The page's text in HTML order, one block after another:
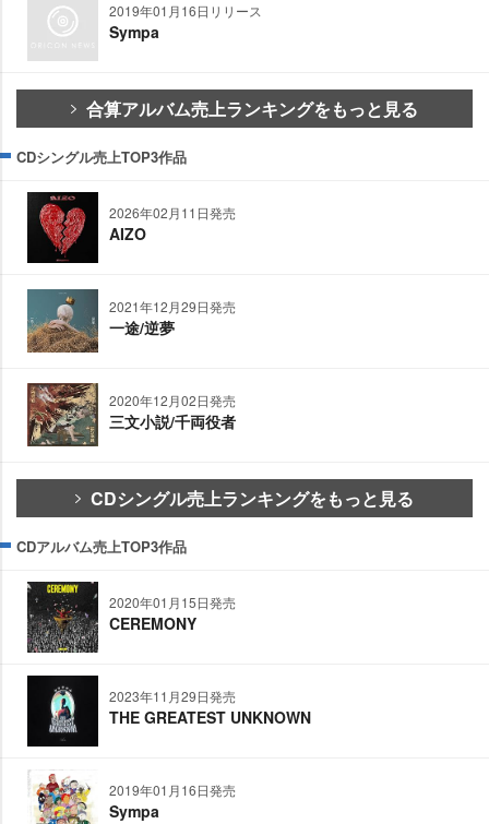
2019年01月16日リリース
Sympa
合算アルバム売上ランキングをもっと見る
CDシングル売上TOP3作品
2026年02月11日発売
AIZO
2021年12月29日発売
一途/逆夢
2020年12月02日発売
三文小説/千両役者
CDシングル売上ランキングをもっと見る
CDアルバム売上TOP3作品
2020年01月15日発売
CEREMONY
2023年11月29日発売
THE GREATEST UNKNOWN
2019年01月16日発売
Sympa